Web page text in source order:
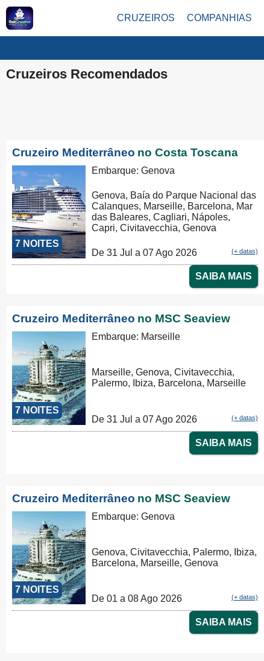
CRUZEIROS COMPANHIAS
Cruzeiros Recomendados
Cruzeiro Mediterrâneo no Costa Toscana
7 NOITES
Embarque: Genova
Genova, Baía do Parque Nacional das
Calanques, Marseille, Barcelona, Mar
das Baleares, Cagliari, Nápoles,
Capri, Civitavecchia, Genova
De 31 Jul a 07 Ago 2026 (+ datas)
SAIBA MAIS
Cruzeiro Mediterrâneo no MSC Seaview
7 NOITES
Embarque: Marseille
Marseille, Genova, Civitavecchia,
Palermo, Ibiza, Barcelona, Marseille
De 31 Jul a 07 Ago 2026 (+ datas)
SAIBA MAIS
Cruzeiro Mediterrâneo no MSC Seaview
7 NOITES
Embarque: Genova
Genova, Civitavecchia, Palermo, Ibiza,
Barcelona, Marseille, Genova
De 01 a 08 Ago 2026 (+ datas)
SAIBA MAIS